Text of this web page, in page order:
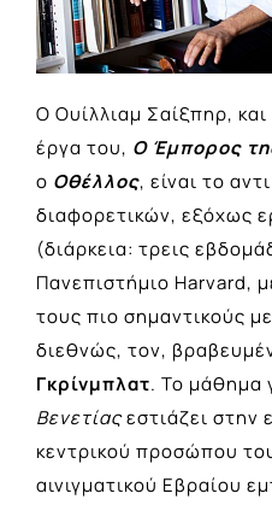
Ο Ουίλλιαμ Σαίξπηρ,
έργα του, Ο Έμπορος
ο Οθέλλος, είναι το
διαφορετικών, εξόχως
(διάρκεια: τρεις
Πανεπιστήμιο Harvard,
τους πιο σημαντικούς
διεθνώς, τον,
Γκρίνμπλατ. Το μάθημα
Βενετίαςεστιάζει στην
κεντρικού προσώπου
αινιγματικού Εβραίου